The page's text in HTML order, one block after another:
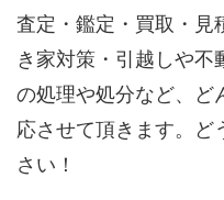
査定・鑑定・買取・見
き家対策・引越しや不
の処理や処分など、ど
応させて頂きます。ど
さい！